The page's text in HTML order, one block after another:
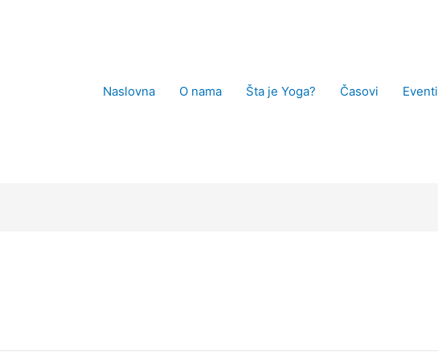
Naslovna O nama Šta je Yoga? Časovi Eventi